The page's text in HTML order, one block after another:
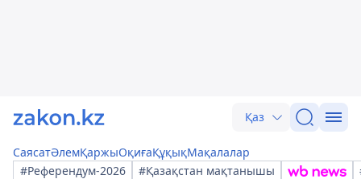
Қаз
СаясатӘлемҚаржыОқиғаҚұқықМақалалар
#Референдум-2026
#Қазақстан мақтанышы